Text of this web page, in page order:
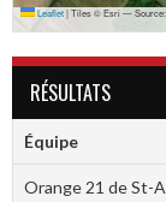
Leaflet|Tiles © Esri — Source:
RÉSULTATS
Équipe
Orange 21 de St-